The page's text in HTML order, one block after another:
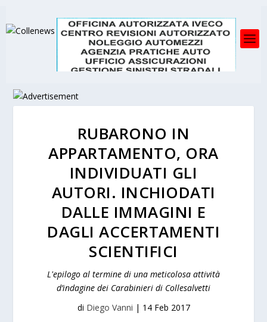
RUBARONO IN
APPARTAMENTO, ORA
INDIVIDUATI GLI
AUTORI. INCHIODATI
DALLE IMMAGINI E
DAGLI ACCERTAMENTI
SCIENTIFICI
L'epilogo al termine di una meticolosa attività
d’indagine dei Carabinieri di Collesalvetti
di Diego Vanni | 14 Feb 2017